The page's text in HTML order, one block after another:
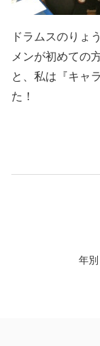
ドラムスのりょ
メンが初めての
と、私は『キャ
た！
年別